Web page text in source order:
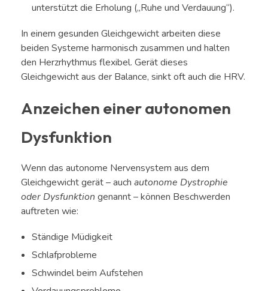
unterstützt die Erholung („Ruhe und Verdauung“).
In einem gesunden Gleichgewicht arbeiten diese
beiden Systeme harmonisch zusammen und halten
den Herzrhythmus flexibel. Gerät dieses
Gleichgewicht aus der Balance, sinkt oft auch die HRV.
Anzeichen einer autonomen
Dysfunktion
Wenn das autonome Nervensystem aus dem
Gleichgewicht gerät – auch autonome Dystrophie
oder Dysfunktion genannt – können Beschwerden
auftreten wie:
Ständige Müdigkeit
Schlafprobleme
Schwindel beim Aufstehen